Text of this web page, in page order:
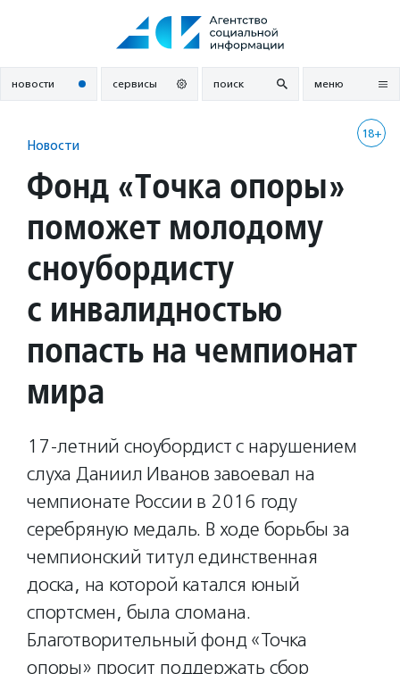
новости сервисы поиск меню
18+
Новости
Фонд «Точка опоры»
поможет молодому
сноубордисту
с инвалидностью
попасть на чемпионат
мира
17-летний сноубордист с нарушением
слуха Даниил Иванов завоевал на
чемпионате России в 2016 году
серебряную медаль. В ходе борьбы за
чемпионский титул единственная
доска, на которой катался юный
спортсмен, была сломана.
Благотворительный фонд «Точка
опоры» просит поддержать сбор